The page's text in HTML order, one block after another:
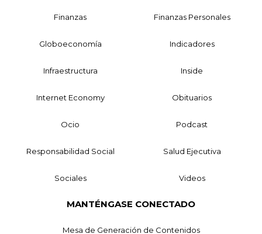
Finanzas Finanzas Personales
Globoeconomía Indicadores
Infraestructura Inside
Internet Economy Obituarios
Ocio Podcast
Responsabilidad Social Salud Ejecutiva
Sociales Videos
MANTÉNGASE CONECTADO
Mesa de Generación de Contenidos